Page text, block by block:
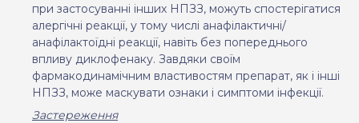
при застосуванні інших НПЗЗ, можуть спостерігатися
алергічні реакції, у тому числі анафілактичні/
анафілактоїдні реакції, навіть без попереднього
впливу диклофенаку. Завдяки своїм
фармакодинамічним властивостям препарат, як і інші
НПЗЗ, може маскувати ознаки і симптоми інфекції.
Застереження